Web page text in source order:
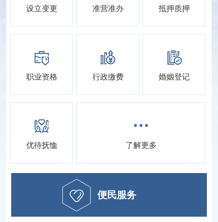
设立变更 准营准办 抵押质押
职业资格 行政缴费 婚姻登记
优待抚恤 了解更多
便民服务